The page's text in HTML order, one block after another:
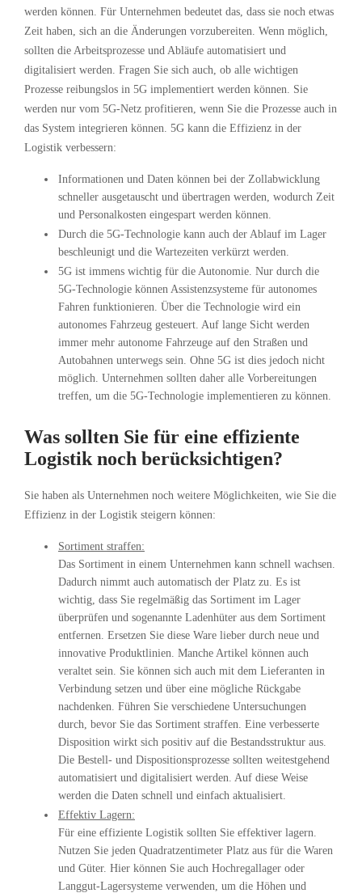
werden können. Für Unternehmen bedeutet das, dass sie noch etwas
Zeit haben, sich an die Änderungen vorzubereiten. Wenn möglich,
sollten die Arbeitsprozesse und Abläufe automatisiert und
digitalisiert werden. Fragen Sie sich auch, ob alle wichtigen
Prozesse reibungslos in 5G implementiert werden können. Sie
werden nur vom 5G-Netz profitieren, wenn Sie die Prozesse auch in
das System integrieren können. 5G kann die Effizienz in der
Logistik verbessern:
Informationen und Daten können bei der Zollabwicklung
schneller ausgetauscht und übertragen werden, wodurch Zeit
und Personalkosten eingespart werden können.
Durch die 5G-Technologie kann auch der Ablauf im Lager
beschleunigt und die Wartezeiten verkürzt werden.
5G ist immens wichtig für die Autonomie. Nur durch die
5G-Technologie können Assistenzsysteme für autonomes
Fahren funktionieren. Über die Technologie wird ein
autonomes Fahrzeug gesteuert. Auf lange Sicht werden
immer mehr autonome Fahrzeuge auf den Straßen und
Autobahnen unterwegs sein. Ohne 5G ist dies jedoch nicht
möglich. Unternehmen sollten daher alle Vorbereitungen
treffen, um die 5G-Technologie implementieren zu können.
Was sollten Sie für eine effiziente
Logistik noch berücksichtigen?
Sie haben als Unternehmen noch weitere Möglichkeiten, wie Sie die
Effizienz in der Logistik steigern können:
Sortiment straffen:
Das Sortiment in einem Unternehmen kann schnell wachsen.
Dadurch nimmt auch automatisch der Platz zu. Es ist
wichtig, dass Sie regelmäßig das Sortiment im Lager
überprüfen und sogenannte Ladenhüter aus dem Sortiment
entfernen. Ersetzen Sie diese Ware lieber durch neue und
innovative Produktlinien. Manche Artikel können auch
veraltet sein. Sie können sich auch mit dem Lieferanten in
Verbindung setzen und über eine mögliche Rückgabe
nachdenken. Führen Sie verschiedene Untersuchungen
durch, bevor Sie das Sortiment straffen. Eine verbesserte
Disposition wirkt sich positiv auf die Bestandsstruktur aus.
Die Bestell- und Dispositionsprozesse sollten weitestgehend
automatisiert und digitalisiert werden. Auf diese Weise
werden die Daten schnell und einfach aktualisiert.
Effektiv Lagern:
Für eine effiziente Logistik sollten Sie effektiver lagern.
Nutzen Sie jeden Quadratzentimeter Platz aus für die Waren
und Güter. Hier können Sie auch Hochregallager oder
Langgut-Lagersysteme verwenden, um die Höhen und